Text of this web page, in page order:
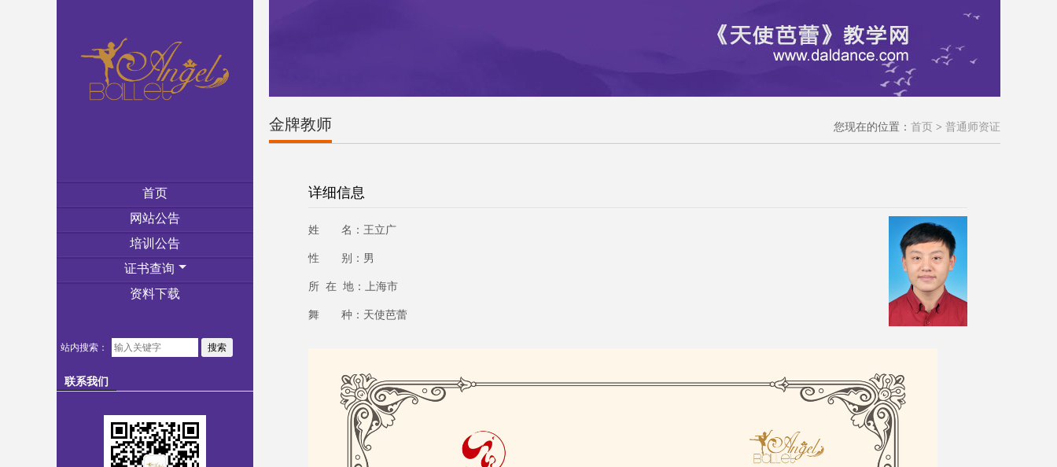
首页
网站公告
培训公告
证书查询
资料下载
站内搜索： 搜索
联系我们
金牌教师 您现在的位置： 首页 > 普通师资证
详细信息
姓 名：王立广
性 别：男
所 在 地：上海市
舞 种：天使芭蕾